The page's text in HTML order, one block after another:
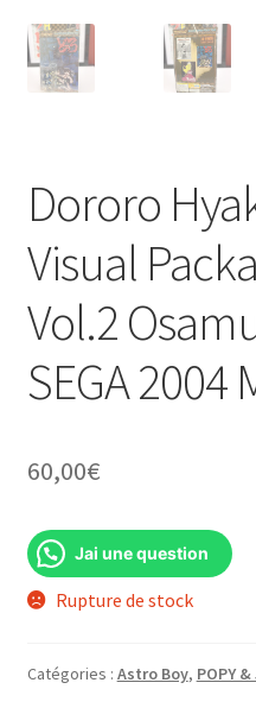
Dororo
Visual
Vol.2
SEGA 2004
60,00€
Jai une question
Rupture de stock
Catégories : Astro Boy, POPY